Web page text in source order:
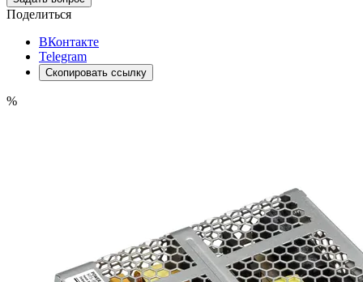
Поделиться
ВКонтакте
Telegram
Скопировать ссылку
%